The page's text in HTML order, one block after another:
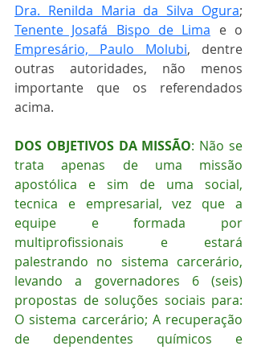
Dra. Renilda Maria da Silva Ogura
Tenente Josafá Bispo de Lima
Empresário, Paulo Molubi, dentre
outras autoridades, não menos
importante que os referendados
acima.
DOS OBJETIVOS DA MISSÃO: Não se
trata apenas de uma missão
apostólica e sim de uma social,
tecnica e empresarial, vez que a
equipe e formada por
multiprofissionais e estará
palestrando no sistema carcerário,
levando a governadores 6 (seis)
propostas de soluções sociais para:
O sistema carcerário; A recuperação
de dependentes químicos e